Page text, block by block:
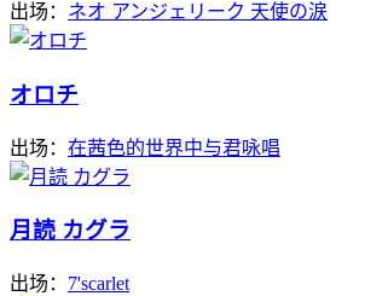
出场： ネオ アンジェリーク 天使の涙
オロチ
出场： 在茜色的世界中与君咏唱
月読 カグラ
出场： 7'scarlet